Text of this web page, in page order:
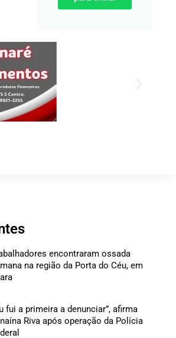
encontraram ossada
na região da Porta do Céu, em
fui a primeira a denunciar”, afirma
Riva após operação da Polícia